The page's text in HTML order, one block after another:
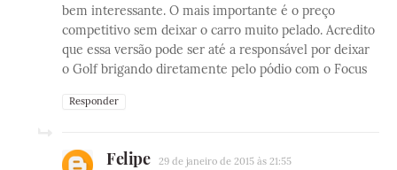
bem interessante. O mais importante é o preço
competitivo sem deixar o carro muito pelado. Acredito
que essa versão pode ser até a responsável por deixar
o Golf brigando diretamente pelo pódio com o Focus
Responder
Felipe 29 de janeiro de 2015 às 21:55